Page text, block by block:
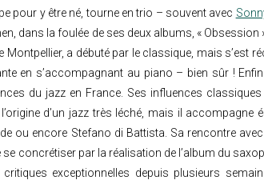
pour y être né, tourne en trio – souvent avec
dans la foulée de ses deux albums, « Obsession
Montpellier, a débuté par le classique, mais s’est
en s’accompagnant au piano – bien sûr ! Enfin
du jazz en France. Ses influences
d’un jazz très léché, mais il accompagne
ou encore Stefano di Battista. Sa rencontre avec
se concrétiser par la réalisation de l’album du
exceptionnelles depuis plusieurs